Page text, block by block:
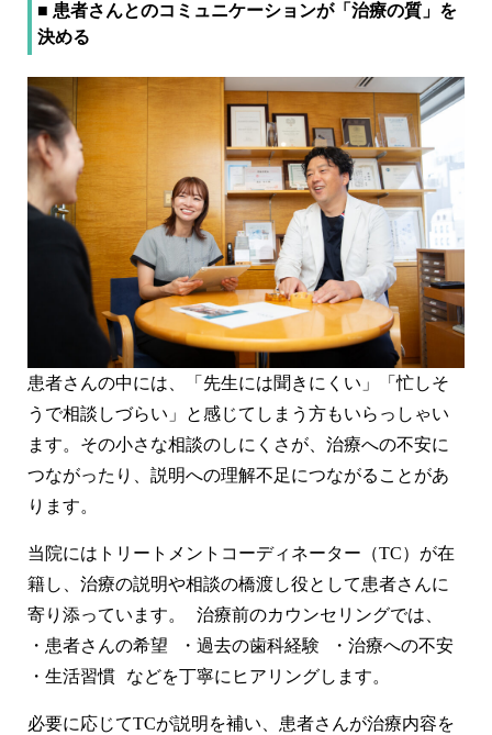
■ 患者さんとのコミュニケーションが「治療の質」を
決める
患者さんの中には、「先生には聞きにくい」「忙しそ
うで相談しづらい」と感じてしまう方もいらっしゃい
ます。その小さな相談のしにくさが、治療への不安に
つながったり、説明への理解不足につながることがあ
ります。
当院にはトリートメントコーディネーター（TC）が在
籍し、治療の説明や相談の橋渡し役として患者さんに
寄り添っています。 治療前のカウンセリングでは、
・患者さんの希望 ・過去の歯科経験 ・治療への不安
・生活習慣 などを丁寧にヒアリングします。
必要に応じてTCが説明を補い、患者さんが治療内容を